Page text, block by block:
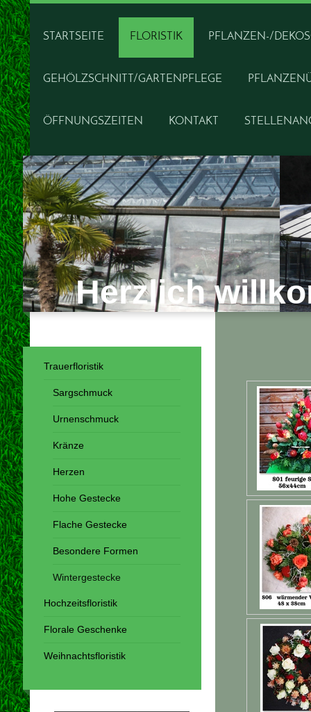
STARTSEITE FLORISTIK PFLANZEN-/
GEHÖLZSCHNITT/GARTENPFLEGE
ÖFFNUNGSZEITEN KONTAKT
Herzlich
Trauerfloristik
Sargschmuck
Urnenschmuck
Kränze
Herzen
Hohe Gestecke
Flache Gestecke
Besondere Formen
Wintergestecke
Hochzeitsfloristik
Florale Geschenke
Weihnachtsfloristik